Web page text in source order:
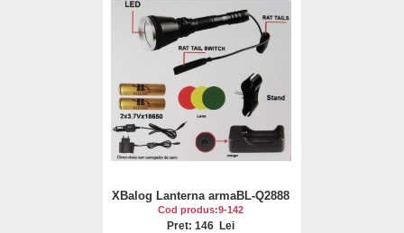
XBalog Lanterna armaBL-Q2888
Cod produs:9-142
Pret: 146 Lei